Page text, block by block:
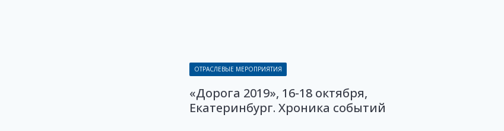
ОТРАСЛЕВЫЕ МЕРОПРИЯТИЯ
«Дорога 2019», 16-18 октября,
Екатеринбург. Хроника событий